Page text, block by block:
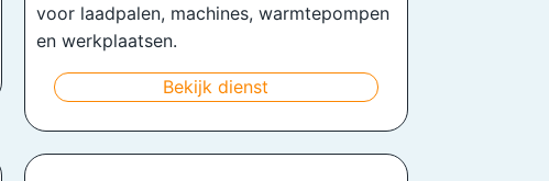
voor laadpalen, machines, warmtepompen
en werkplaatsen.
Bekijk dienst